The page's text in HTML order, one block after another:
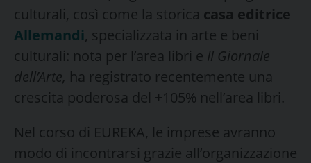
culturali, così come la storica casa editrice
Allemandi, specializzata in arte e beni
culturali: nota per l’area libri e Il Giornale
dell’Arte, ha registrato recentemente una
crescita poderosa del +105% nell’area libri.
Nel corso di EUREKA, le imprese avranno
modo di incontrarsi grazie all’organizzazione